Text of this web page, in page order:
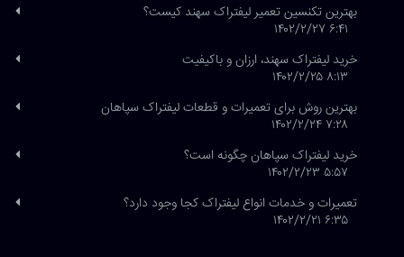
بهترین تکنسین تعمیر لیفتراک سهند کیست؟
۶:۴۱ ۱۴۰۲/۲/۲۷
خرید لیفتراک سهند، ارزان و باکیفیت
۸:۱۳ ۱۴۰۲/۲/۲۵
بهترین روش برای تعمیرات و قطعات لیفتراک سپاهان
۷:۲۸ ۱۴۰۲/۲/۲۴
خرید لیفتراک سپاهان چگونه است؟
۵:۵۷ ۱۴۰۲/۲/۲۳
تعمیرات و خدمات انواع لیفتراک کجا وجود دارد؟
۶:۳۵ ۱۴۰۲/۲/۲۱